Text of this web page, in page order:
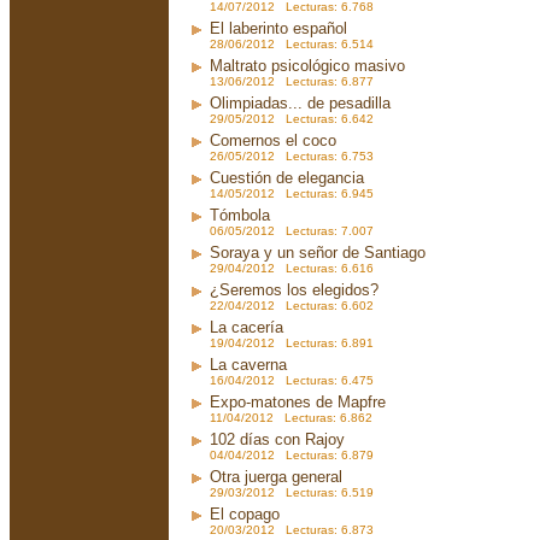
14/07/2012 Lecturas: 6.768
El laberinto español
28/06/2012 Lecturas: 6.514
Maltrato psicológico masivo
13/06/2012 Lecturas: 6.877
Olimpiadas... de pesadilla
29/05/2012 Lecturas: 6.642
Comernos el coco
26/05/2012 Lecturas: 6.753
Cuestión de elegancia
14/05/2012 Lecturas: 6.945
Tómbola
06/05/2012 Lecturas: 7.007
Soraya y un señor de Santiago
29/04/2012 Lecturas: 6.616
¿Seremos los elegidos?
22/04/2012 Lecturas: 6.602
La cacería
19/04/2012 Lecturas: 6.891
La caverna
16/04/2012 Lecturas: 6.475
Expo-matones de Mapfre
11/04/2012 Lecturas: 6.862
102 días con Rajoy
04/04/2012 Lecturas: 6.879
Otra juerga general
29/03/2012 Lecturas: 6.519
El copago
20/03/2012 Lecturas: 6.873